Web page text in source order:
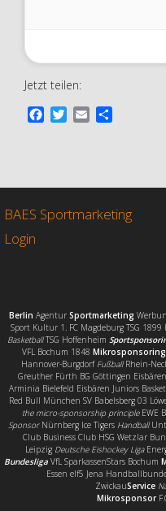
Jetzt teilen:
o
k
r
BAES Sportmarketing
Login
Berlin Agentur Sportmarketing
Sport Kultur 1. FC Magdeburg TSG
BasketballTSG Hoffenheim
VFL Bochum 1848 Mikrosponsoring
Hannover-Burgdorf FußballRhein-
Greuther Fürth BG Göttingen
Arminia Bielefeld Eisbären Juniors
Red Bull München SV Babelsberg 03
the micro-sponsorship principleEWE
SponsorNürnberg Ice Tigers Handball
Club Business Club HSG Wetzlar
Leipzig Deutsche Eishockey Liga
Bundesliga VfL SparkassenStars Bochum
Essen elf5 Jena
ZwickauService
Mikrosponsor